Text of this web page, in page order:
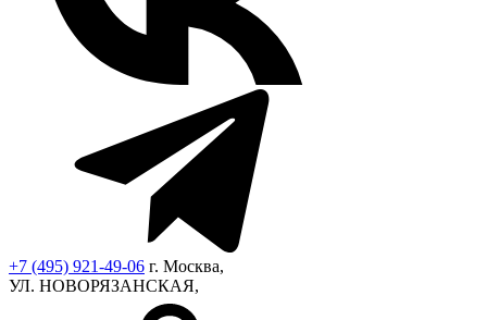
+7 (495) 921-49-06 г. Москва,
УЛ. НОВОРЯЗАНСКАЯ,